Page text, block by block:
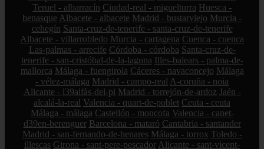
Teruel - albarracín Ciudad-real - miguelturra Huesca -
benasque Albacete - albacete Madrid - bustarviejo Murcia -
cehegín Santa-cruz-de-tenerife - santa-cruz-de-tenerife
Albacete - villarrobledo Murcia - cartagena Cuenca - cuenca
Las-palmas - arrecife Córdoba - córdoba Santa-cruz-de-
tenerife - san-cristóbal-de-la-laguna Illes-balears - palma-de-
mallorca Málaga - fuengirola Cáceres - navaconcejo Málaga
- vélez-málaga Madrid - campo-real A-coruña - noia
Alicante - l39alfàs-del-pi Madrid - torrejón-de-ardoz Jaén -
alcalá-la-real Valencia - quart-de-poblet Ceuta - ceuta
Málaga - málaga Castellón - moncofa Valencia - canet-
d39en-berenguer Barcelona - mataró Cantabria - santander
Madrid - san-fernando-de-henares Málaga - torrox Toledo -
illescas Girona - sant-pere-pescador Alicante - sant-vicent-